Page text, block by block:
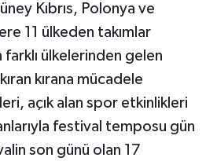
Kıbrıs, Polonya ve
11 ülkeden takımlar
farklı ülkelerinden gelen
kırana mücadele
açık alan spor etkinlikleri
festival temposu gün
son günü olan 17